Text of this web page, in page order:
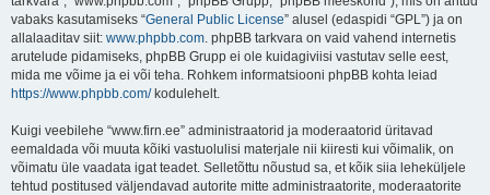
vabaks kasutamiseks “General Public License” alusel (edaspidi “GPL”) ja on
allalaaditav siit: www.phpbb.com. phpBB tarkvara on vaid vahend internetis
arutelude pidamiseks, phpBB Grupp ei ole kuidagiviisi vastutav selle eest,
mida me võime ja ei või teha. Rohkem informatsiooni phpBB kohta leiad
https://www.phpbb.com/kodulehelt.
Kuigi veebilehe “www.firn.ee” administraatorid ja moderaatorid üritavad
eemaldada või muuta kõiki vastuolulisi materjale nii kiiresti kui võimalik, on
võimatu üle vaadata igat teadet. Selletõttu nõustud sa, et kõik siia leheküljele
tehtud postitused väljendavad autorite mitte administraatorite, moderaatorite